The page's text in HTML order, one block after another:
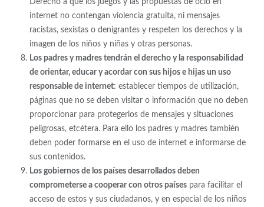
Derecho a que los juegos y las propuestas de ocio en
internet no contengan violencia gratuita, ni mensajes
racistas, sexistas o denigrantes y respeten los derechos y la
imagen de los niños y niñas y otras personas.
Los padres y madres tendrán el derecho y la responsabilidad
de orientar, educar y acordar con sus hijos e hijas un uso
responsable de internet: establecer tiempos de utilización,
páginas que no se deben visitar o información que no deben
proporcionar para protegerlos de mensajes y situaciones
peligrosas, etcétera. Para ello los padres y madres también
deben poder formarse en el uso de internet e informarse de
sus contenidos.
Los gobiernos de los países desarrollados deben
comprometerse a cooperar con otros paísespara facilitar el
acceso de estos y sus ciudadanos, y en especial de los niños